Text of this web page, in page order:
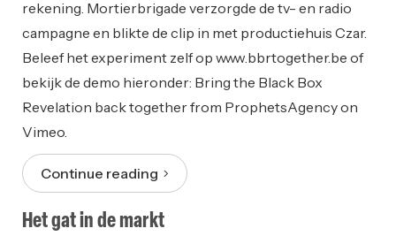
rekening. Mortierbrigade verzorgde de tv- en radio
campagne en blikte de clip in met productiehuis Czar.
Beleef het experiment zelf op www.bbrtogether.be of
bekijk de demo hieronder: Bring the Black Box
Revelation back together from ProphetsAgency on
Vimeo.
Continue reading
Het gat in de markt